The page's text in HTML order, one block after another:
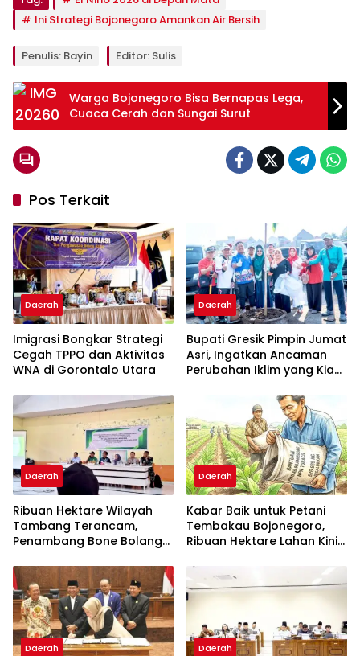
Ini Strategi Bojonegoro Amankan Air Bersih
Penulis: Bayin Editor: Sulis
Warga Bojonegoro Bisa Bernapas Lega,
Cuaca Cerah dan Sungai Surut
Pos Terkait
Daerah
Imigrasi Bongkar Strategi
Cegah TPPO dan Aktivitas
WNA di Gorontalo Utara
Daerah
Bupati Gresik Pimpin Jumat
Asri, Ingatkan Ancaman
Perubahan Iklim yang Kian
Daerah
Ribuan Hektare Wilayah
Tambang Terancam,
Penambang Bone Bolango
Daerah
Kabar Baik untuk Petani
Tembakau Bojonegoro,
Ribuan Hektare Lahan Kini
Daerah Daerah